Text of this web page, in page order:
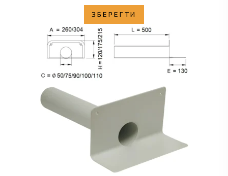
ЗБЕРЕГТИ